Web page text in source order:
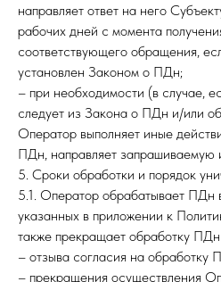
направляет ответ на него
рабочих дней с момента
соответствующего обращения,
установлен Законом о ПДн;
– при необходимости (в случае,
следует из Закона о ПДн и/или
Оператор выполняет иные
ПДн, направляет запрашиваемую
5. Сроки обработки и порядок
5.1. Оператор обрабатывает ПДн
указанных в приложении к
также прекращает обработку
– отзыва согласия на обработку
– прекращения осуществления